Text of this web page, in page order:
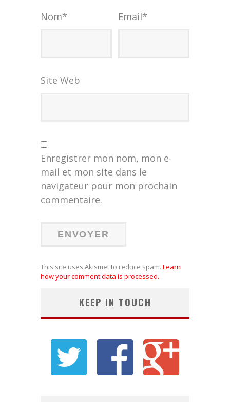
Nom* Email*
Site Web
Enregistrer mon nom, mon e-
mail et mon site dans le
navigateur pour mon prochain
commentaire.
This site uses Akismet to reduce spam. Learn
how your comment data is processed.
KEEP IN TOUCH